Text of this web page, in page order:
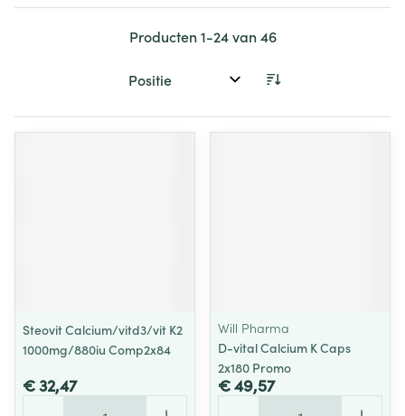
Producten1-24van46
Sorteer op:
Steovit Calcium/vitd3/vit K2
1000mg/880iu Comp2x84
€ 32,47
Will Pharma
D-vital Calcium K Caps
2x180 Promo
€ 49,57